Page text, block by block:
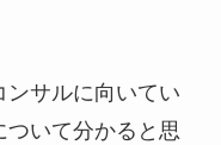
サルに向いてい
ついて分かると思